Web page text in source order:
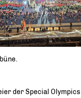
der Special Olympics